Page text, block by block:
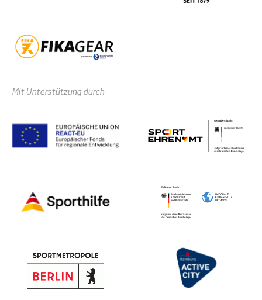
Mit Unterstützung durch